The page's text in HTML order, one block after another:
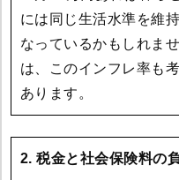
には同じ生活水準を維
なっているかもしれま
は、このインフレ率も
あります。
2. 税金と社会保険料の